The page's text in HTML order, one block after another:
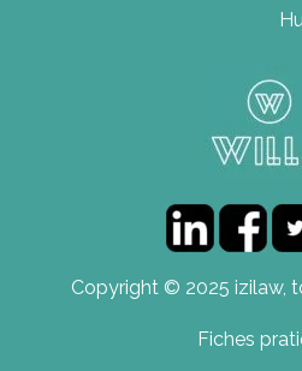
Copyright © 2025 izilaw,
Fiches